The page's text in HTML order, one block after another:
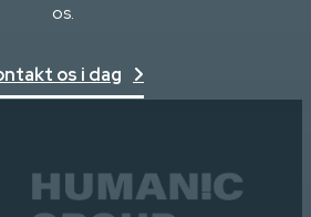
os.
os i dag